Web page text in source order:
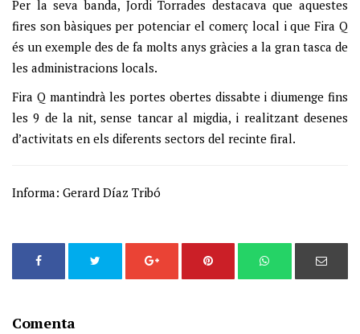
Per la seva banda, Jordi Torrades destacava que aquestes
fires son bàsiques per potenciar el comerç local i que Fira Q
és un exemple des de fa molts anys gràcies a la gran tasca de
les administracions locals.
Fira Q mantindrà les portes obertes dissabte i diumenge fins
les 9 de la nit, sense tancar al migdia, i realitzant desenes
d’activitats en els diferents sectors del recinte firal.
Informa: Gerard Díaz Tribó
Comenta